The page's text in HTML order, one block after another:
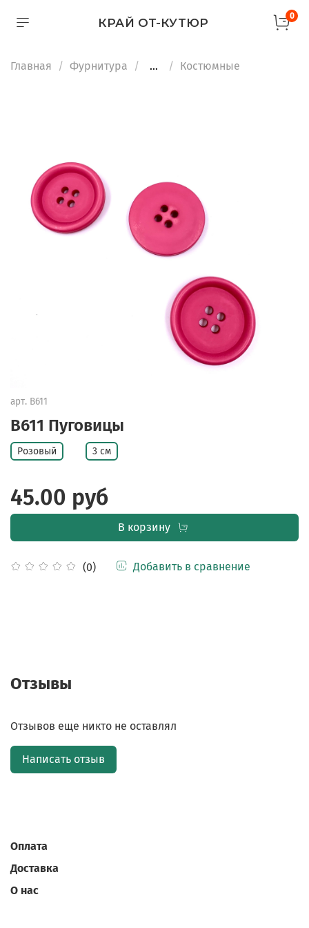
КРАЙ ОТ-КУТЮР 0
Главная Фурнитура ... Костюмные
арт. B611
B611 Пуговицы
(0) Добавить в сравнение
Розовый 3 см
45.00 руб
В корзину
Отзывы
Отзывов еще никто не оставлял
Написать отзыв
Оплата
Доставка
О нас